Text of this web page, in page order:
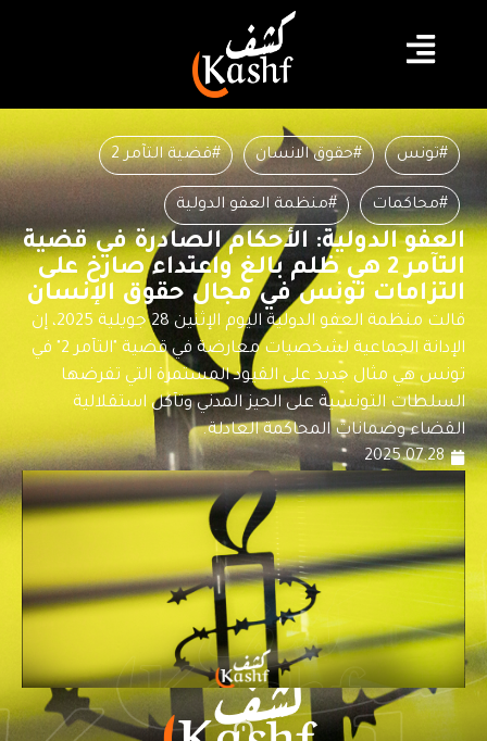
#تونس #حقوق الانسان #قضية التآمر 2
#محاكمات #منظمة العفو الدولية
العفو الدولية: الأحكام الصادرة في قضية
التآمر 2 هي ظلم بالغ واعتداء صارخ على
التزامات تونس في مجال حقوق الإنسان
قالت منظمة العفو الدولية اليوم الإثنين 28 جويلية 2025، إن
الإدانة الجماعية لشخصيات معارضة في قضية "التآمر 2" في
تونس هي مثال جديد على القيود المستمرة التي تفرضها
السلطات التونسية على الحيز المدني وتآكل استقلالية
القضاء وضمانات المحاكمة العادلة.
2025.07.28